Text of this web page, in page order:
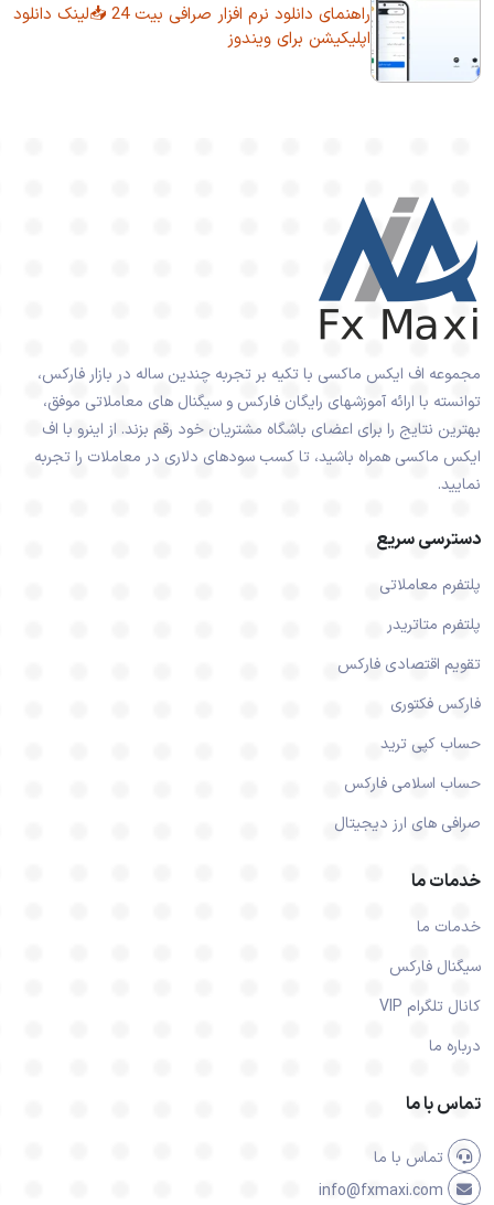
راهنمای دانلود نرم افزار صرافی بیت 24 📥لینک دانلود
اپلیکیشن برای ویندوز
مجموعه اف ایکس ماکسی با تکیه بر تجربه چندین ساله در بازار فارکس،
توانسته با ارائه آموزشهای رایگان فارکس و سیگنال های معاملاتی موفق،
بهترین نتایج را برای اعضای باشگاه مشتریان خود رقم بزند. از اینرو با اف
ایکس ماکسی همراه باشید، تا کسب سودهای دلاری در معاملات را تجربه
نمایید.
دسترسی سریع
پلتفرم معاملاتی
پلتفرم متاتریدر
تقویم اقتصادی فارکس
فارکس فکتوری
حساب کپی ترید
حساب اسلامی فارکس
صرافی های ارز دیجیتال
خدمات ما
خدمات ما
سیگنال فارکس
کانال تلگرام VIP
درباره ما
تماس با ما
تماس با ما